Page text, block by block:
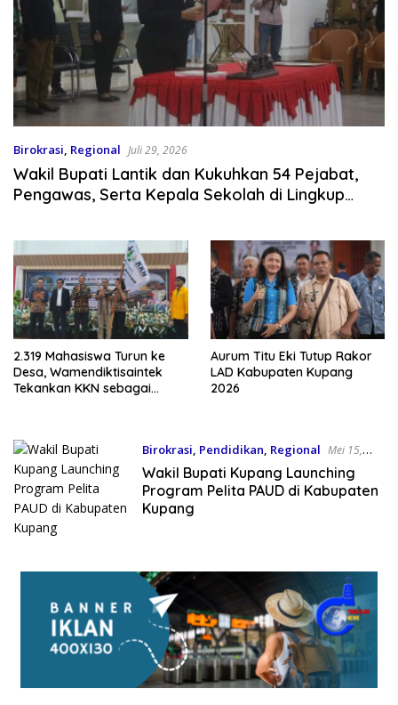
Birokrasi, Regional Juli 29, 2026
Wakil Bupati Lantik dan Kukuhkan 54 Pejabat,
Pengawas, Serta Kepala Sekolah di Lingkup
2.319 Mahasiswa Turun ke
Desa, Wamendiktisaintek
Tekankan KKN sebagai
Aurum Titu Eki Tutup Rakor
LAD Kabupaten Kupang
2026
Birokrasi, Pendidikan, Regional Mei 15,
2026
Wakil Bupati Kupang Launching
Program Pelita PAUD di Kabupaten
Kupang